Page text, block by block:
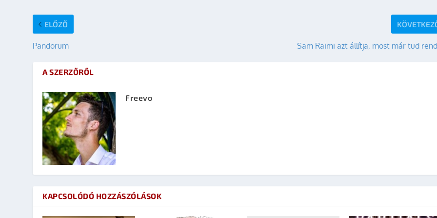
ELŐZŐ
Pandorum Sam Raimi azt állítja, most már tud
A SZERZŐRŐL
Freevo
KAPCSOLÓDÓ HOZZÁSZÓLÁSOK